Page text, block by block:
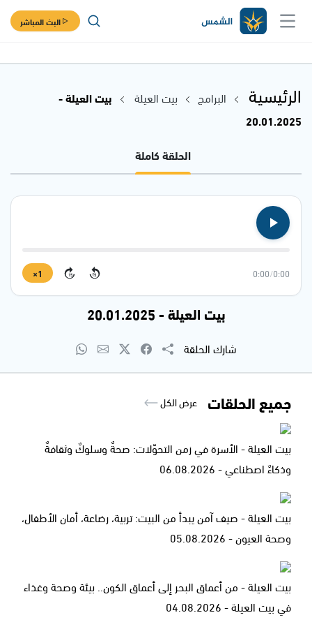
البث المباشر
الرئيسية البرامج بيت العيلة
بيت العيلة -
20.01.2025
الحلقة كاملة
0:00
/
0:00
15
15
1×
بيت العيلة - 20.01.2025
شارك الحلقة
جميع الحلقات عرض الكل
بيت العيلة - الأسرة في زمن التحوّلات: صحةٌ وسلوكٌ وثقافةٌ
وذكاءٌ اصطناعي - 06.08.2026
بيت العيلة - صيف آمن يبدأ من البيت: تربية، رضاعة، أمان الأطفال،
وصحة العيون - 05.08.2026
بيت العيلة - من أعماق البحر إلى أعماق الكون.. بيئة وصحة وغذاء
في بيت العيلة - 04.08.2026